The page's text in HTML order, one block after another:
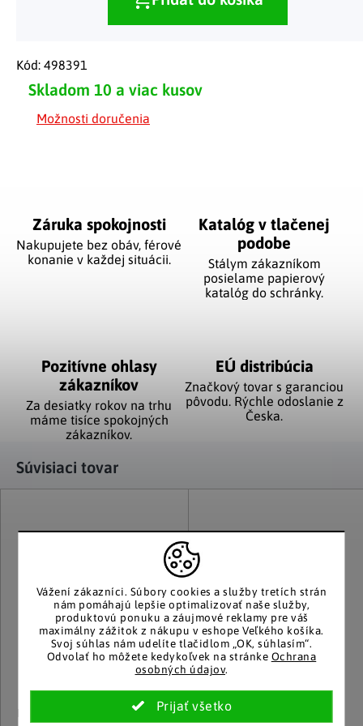
Vážení zákazníci. Súbory cookies a služby tretích strán
nám pomáhajú lepšie optimalizovať naše služby,
produktovú ponuku a záujmové reklamy pre váš
maximálny zážitok z nákupu v eshope Veľkého košíka.
Svoj súhlas nám udelíte tlačidlom „OK, súhlasím“.
Odvolať ho môžete kedykoľvek na stránke Ochrana
osobných údajov.
Skladom 10 a viac kusov
Možnosti doručenia
Kód: 498391
Záruka spokojnosti
Nakupujete bez obáv, férové
​​konanie v každej situácii.
Katalóg v tlačenej
podobe
Stálym zákazníkom
posielame papierový
katalóg do schránky.
Pozitívne ohlasy
zákazníkov
Za desiatky rokov na trhu
máme tisíce spokojných
zákazníkov.
EÚ distribúcia
Značkový tovar s garanciou
pôvodu. Rýchle odoslanie z
Česka.
Súvisiaci tovar
Die moderne Hausfrau Die moderne Hausfrau